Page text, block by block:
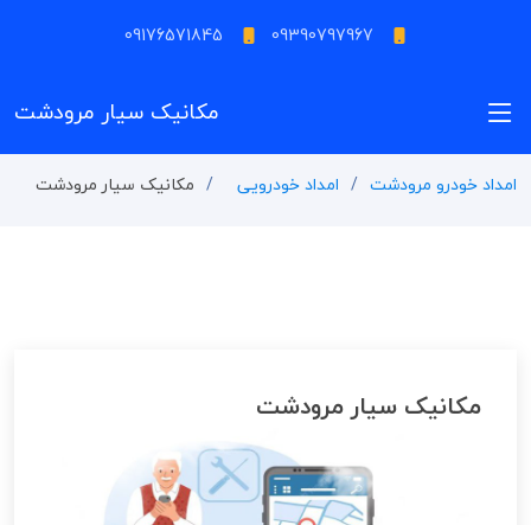
09390797967
09176571845
مکانیک سیار مرودشت
امداد خودرو مرودشت امداد خودرویی مکانیک سیار مرودشت
مکانیک سیار مرودشت